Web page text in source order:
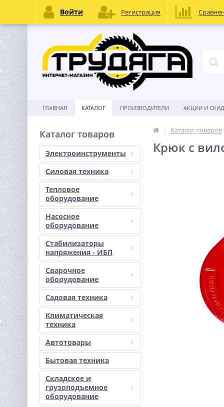
ГЛАВНАЯ КАТАЛОГ ПРОИЗВОДИТЕЛИ АКЦИИ И
Каталог товаров
Электроинструменты
Силовая техника
Тепловое
оборудование
Насосное
оборудование
Стабилизаторы
напряжения - ИБП
Сварочное
оборудование
Садовая техника
Климатическая
техника
Автотовары
Бытовая техника
Складское и
грузоподъемное
оборудование
Каталог товаров
Крюк с
Войти Регистрация